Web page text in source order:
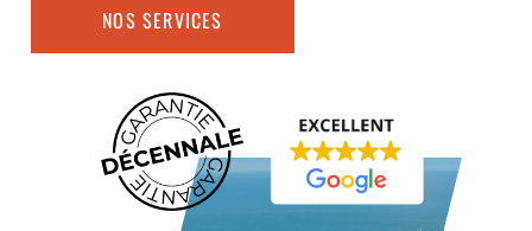
NOS SERVICES